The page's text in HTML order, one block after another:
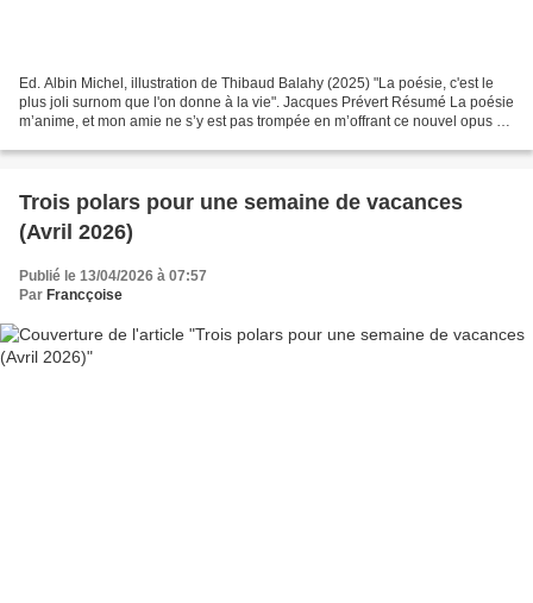
Ed. Albin Michel, illustration de Thibaud Balahy (2025) "La poésie, c'est le
plus joli surnom que l'on donne à la vie". Jacques Prévert Résumé La poésie
m’anime, et mon amie ne s’y est pas trompée en m’offrant ce nouvel opus de
Trois polars pour une semaine de vacances
(Avril 2026)
Publié le 13/04/2026 à 07:57
Par Francçoise